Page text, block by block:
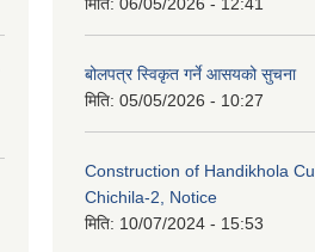
बोलपत्र स्विकृत गर्ने आसयको सुचना
मिति: 05/05/2026 - 10:27
Construction of Handikhola
Chichila-2, Notice
मिति: 10/07/2024 - 15:53